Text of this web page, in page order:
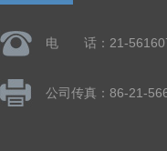
电 话：21-
公司传真：86-21-